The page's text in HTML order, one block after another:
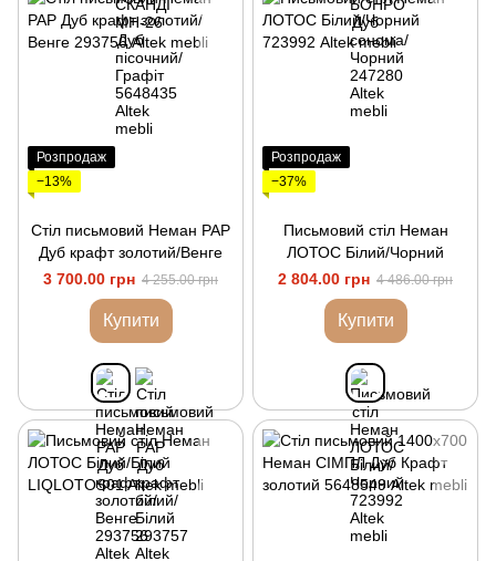
Розпродаж
−13%
Стіл письмовий Неман РАР
Дуб крафт золотий/Венге
3 700.00 грн 4 255.00 грн
Купити
Розпродаж
−37%
Письмовий стіл Неман
ЛОТОС Білий/Чорний
2 804.00 грн 4 486.00 грн
Купити